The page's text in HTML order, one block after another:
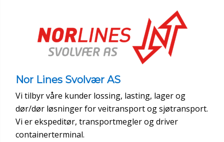
Nor Lines Svolvær AS
Vi tilbyr våre kunder lossing, lasting, lager og
dør/dør løsninger for veitransport og sjøtransport.
Vi er ekspeditør, transportmegler og driver
containerterminal.